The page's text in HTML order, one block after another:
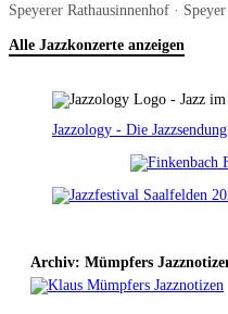
Speyerer Rathausinnenhof · Speyer
Alle Jazzkonzerte anzeigen
Jazzology - Die
Archiv: Mümpfers